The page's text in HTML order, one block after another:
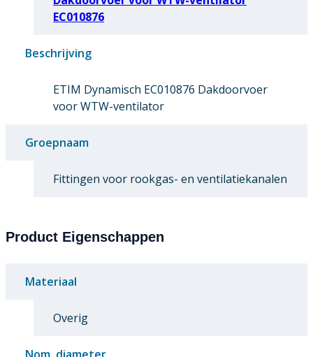
EC010876
Beschrijving
ETIM Dynamisch EC010876 Dakdoorvoer
voor WTW-ventilator
Groepnaam
Fittingen voor rookgas- en ventilatiekanalen
Product Eigenschappen
Materiaal
Overig